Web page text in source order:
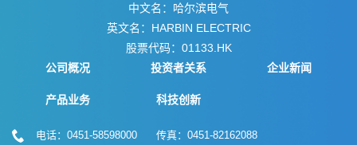
中文名：哈尔滨电气
英文名：HARBIN ELECTRIC
股票代码：01133.HK
公司概况
投资者关系 企业新闻
产品业务 科技创新
电话：0451-58598000 传真：0451-82162088